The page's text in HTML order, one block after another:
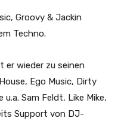
Groovy & Jackin
Techno.
er wieder zu seinen
Ego Music, Dirty
Sam Feldt, Like Mike,
Support von DJ-